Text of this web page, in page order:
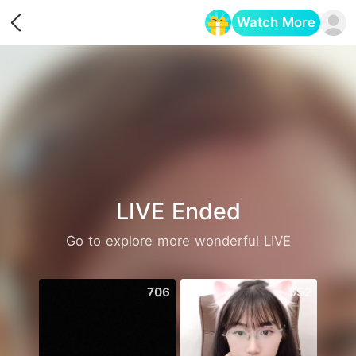
Watch More
LIVE Ended
Go to explore more wonderful LIVE
706 552
Opens in a new tab